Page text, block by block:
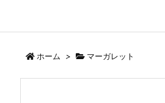
ホーム > マーガレット